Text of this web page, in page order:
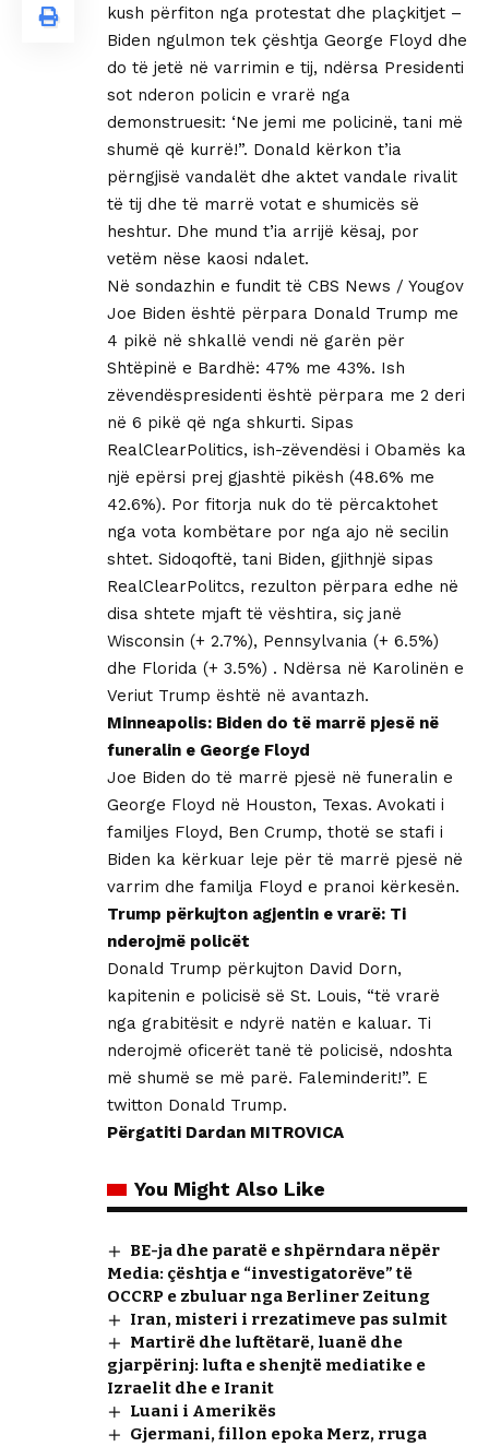
kush përfiton nga protestat dhe plaçkitjet –
Biden ngulmon tek çështja George Floyd dhe
do të jetë në varrimin e tij, ndërsa Presidenti
sot nderon policin e vrarë nga
demonstruesit: ‘Ne jemi me policinë, tani më
shumë që kurrë!”. Donald kërkon t’ia
përngjisë vandalët dhe aktet vandale rivalit
të tij dhe të marrë votat e shumicës së
heshtur. Dhe mund t’ia arrijë kësaj, por
vetëm nëse kaosi ndalet.
Në sondazhin e fundit të CBS News / Yougov
Joe Biden është përpara Donald Trump me
4 pikë në shkallë vendi në garën për
Shtëpinë e Bardhë: 47% me 43%. Ish
zëvendëspresidenti është përpara me 2 deri
në 6 pikë që nga shkurti. Sipas
RealClearPolitics, ish-zëvendësi i Obamës ka
një epërsi prej gjashtë pikësh (48.6% me
42.6%). Por fitorja nuk do të përcaktohet
nga vota kombëtare por nga ajo në secilin
shtet. Sidoqoftë, tani Biden, gjithnjë sipas
RealClearPolitcs, rezulton përpara edhe në
disa shtete mjaft të vështira, siç janë
Wisconsin (+ 2.7%), Pennsylvania (+ 6.5%)
dhe Florida (+ 3.5%) . Ndërsa në Karolinën e
Veriut Trump është në avantazh.
Minneapolis: Biden do të marrë pjesë në
funeralin e George Floyd
Joe Biden do të marrë pjesë në funeralin e
George Floyd në Houston, Texas. Avokati i
familjes Floyd, Ben Crump, thotë se stafi i
Biden ka kërkuar leje për të marrë pjesë në
varrim dhe familja Floyd e pranoi kërkesën.
Trump përkujton agjentin e vrarë: Ti
nderojmë policët
Donald Trump përkujton David Dorn,
kapitenin e policisë së St. Louis, “të vrarë
nga grabitësit e ndyrë natën e kaluar. Ti
nderojmë oficerët tanë të policisë, ndoshta
më shumë se më parë. Faleminderit!”. E
twitton Donald Trump.
Përgatiti Dardan MITROVICA
You Might Also Like
BE-ja dhe paratë e shpërndara nëpër
Media: çështja e “investigatorëve” të
OCCRP e zbuluar nga Berliner Zeitung
Iran, misteri i rrezatimeve pas sulmit
Martirë dhe luftëtarë, luanë dhe
gjarpërinj: lufta e shenjtë mediatike e
Izraelit dhe e Iranit
Luani i Amerikës
Gjermani, fillon epoka Merz, rruga